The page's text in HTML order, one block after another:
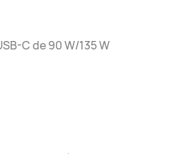
C de 90 W/135 W